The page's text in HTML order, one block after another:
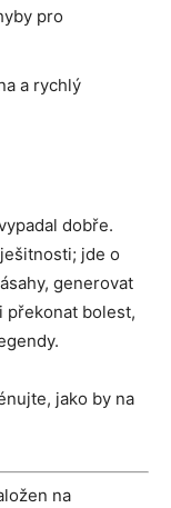
pro
a rychlý
dobře.
jde o
generovat
překonat bolest,
jako by na
na